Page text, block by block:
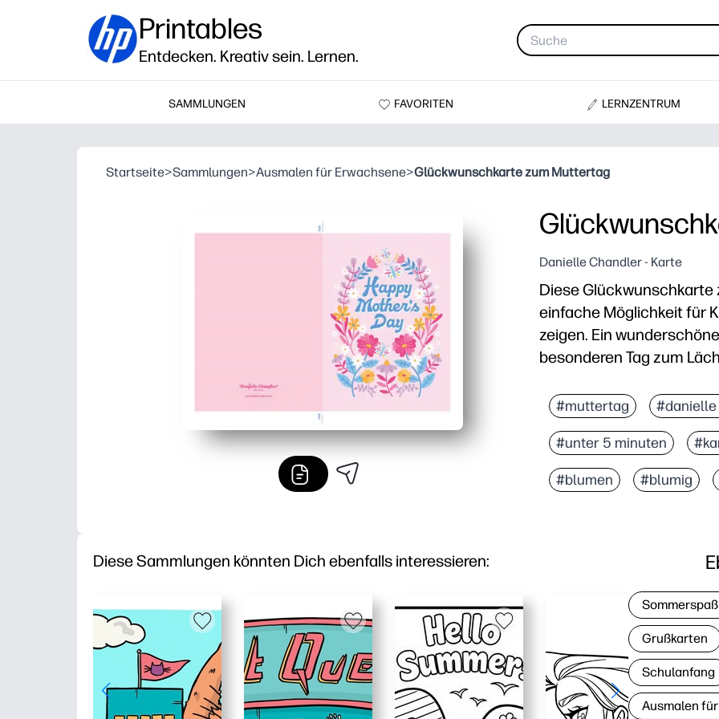
Printables
Entdecken. Kreativ sein. Lernen.
SAMMLUNGEN FAVORITEN LERNZENTRUM
Startseite>Sammlungen>Ausmalen für Erwachsene>Glückwunschkarte zum Muttertag
Danielle Chandler - Karte
Diese
einfache Möglichkeit für
zeigen. Ein
besonderen Tag zum
Sie können in wenigen
Sie erhalten ein
Sie können ein oder
Sie erstellen ein
#muttertag
#unter 5 minuten
#blumen #blumig
Diese Sammlungen könnten Dich ebenfalls interessieren:
Sommerspaß
Grußkarten
Schulanfang
Ausmalen